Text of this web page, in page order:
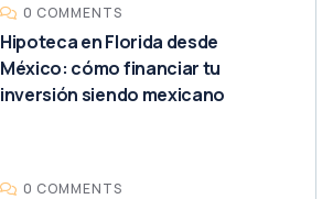
0 COMMENTS
Hipoteca en Florida desde
México: cómo financiar tu
inversión siendo mexicano
0 COMMENTS